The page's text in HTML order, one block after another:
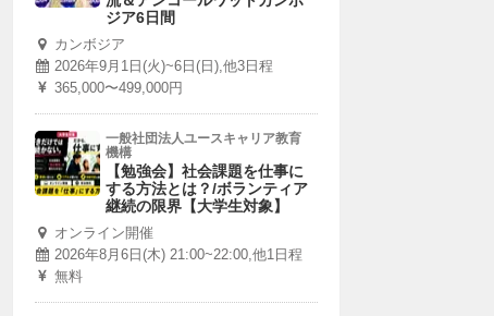
ジア6日間
カンボジア
2026年9月1日(火)~6日(日),他3日程
365,000〜499,000円
一般社団法人ユースキャリア教育
機構
【勉強会】社会課題を仕事に
する方法とは？/ボランティア
継続の限界【大学生対象】
オンライン開催
2026年8月6日(木) 21:00~22:00,他1日程
無料